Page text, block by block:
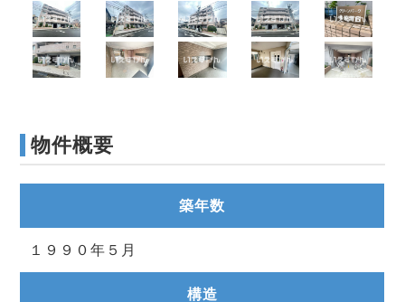
物件概要
築年数
１９９０年５月
構造